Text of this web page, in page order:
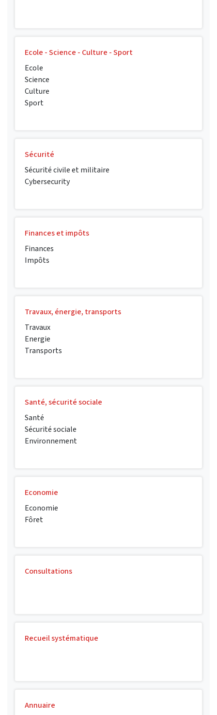
Ecole - Science - Culture - Sport
Ecole
Science
Culture
Sport
Sécurité
Sécurité civile et militaire
Cybersecurity
Finances et impôts
Finances
Impôts
Travaux, énergie, transports
Travaux
Energie
Transports
Santé, sécurité sociale
Santé
Sécurité sociale
Environnement
Economie
Economie
Fôret
Consultations
Recueil systématique
Annuaire